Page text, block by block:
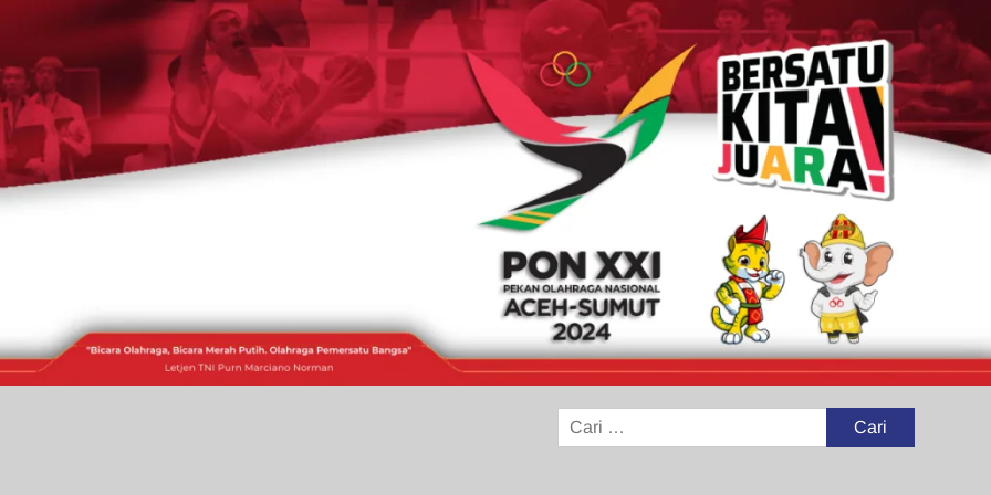
Cari
untuk: